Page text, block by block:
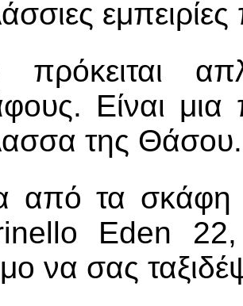
πρόκειται
Είναι μια
της Θάσου.
από τα σκάφη
Eden
να σας